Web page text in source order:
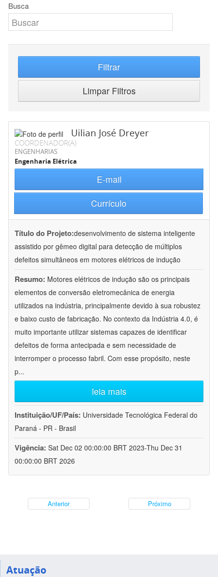
Busca
Filtrar
Limpar Filtros
Uilian José Dreyer
COORDENADOR(A)
ENGENHARIAS
Engenharia Elétrica
E-mail
Currículo
Título do Projeto:desenvolvimento de sistema inteligente
assistido por gêmeo digital para detecção de múltiplos
defeitos simultâneos em motores elétricos de indução
Resumo: Motores elétricos de indução são os principais
elementos de conversão eletromecânica de energia
utilizados na indústria, principalmente devido à sua robustez
e baixo custo de fabricação. No contexto da Indústria 4.0, é
muito importante utilizar sistemas capazes de identificar
defeitos de forma antecipada e sem necessidade de
interromper o processo fabril. Com esse propósito, neste
p...
leia mais
Instituição/UF/País: Universidade Tecnológica Federal do
Paraná - PR - Brasil
Vigência: Sat Dec 02 00:00:00 BRT 2023-Thu Dec 31
00:00:00 BRT 2026
Anterior Próximo
Atuação